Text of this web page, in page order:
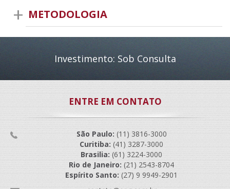
METODOLOGIA
Investimento: Sob Consulta
ENTRE EM CONTATO
São Paulo: (11) 3816-3000
Curitiba: (41) 3287-3000
Brasilia: (61) 3224-3000
Rio de Janeiro: (21) 2543-8704
Espírito Santo: (27) 9 9949-2901